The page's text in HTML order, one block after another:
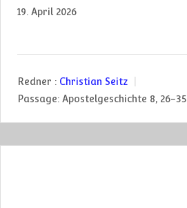
19. April 2026
Redner : Christian Seitz
Passage: Apostelgeschichte 8, 26-35